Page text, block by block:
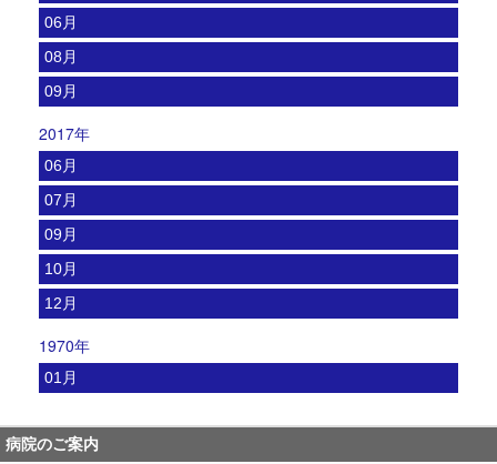
06月
08月
09月
2017年
06月
07月
09月
10月
12月
1970年
01月
病院のご案内